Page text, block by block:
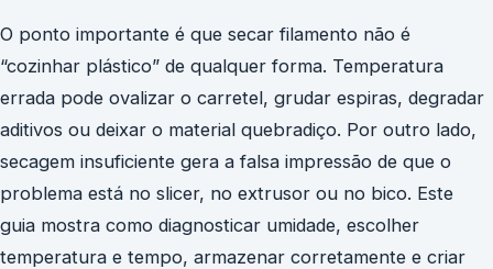
O ponto importante é que secar filamento não é
“cozinhar plástico” de qualquer forma. Temperatura
errada pode ovalizar o carretel, grudar espiras, degradar
aditivos ou deixar o material quebradiço. Por outro lado,
secagem insuficiente gera a falsa impressão de que o
problema está no slicer, no extrusor ou no bico. Este
guia mostra como diagnosticar umidade, escolher
temperatura e tempo, armazenar corretamente e criar